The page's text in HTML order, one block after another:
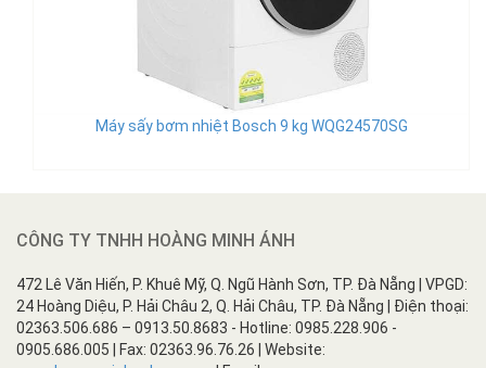
Máy sấy bơm nhiệt Bosch 9 kg WQG24570SG
CÔNG TY TNHH HOÀNG MINH ÁNH
472 Lê Văn Hiến, P. Khuê Mỹ, Q. Ngũ Hành Sơn, TP. Đà Nẵng | VPGD:
24 Hoàng Diệu, P. Hải Châu 2, Q. Hải Châu, TP. Đà Nẵng | Điện thoại:
02363.506.686 – 0913.50.8683 - Hotline: 0985.228.906 -
0905.686.005 | Fax: 02363.96.76.26 | Website: